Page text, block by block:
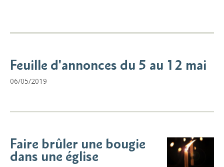
Feuille d'annonces du 5 au 12 mai
06/05/2019
Faire brûler une bougie
dans une église